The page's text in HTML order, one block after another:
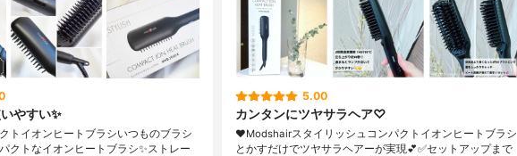
やすい✨
トイオンヒートブラシいつものブラシ
クトなイオンヒートブラシ✨ストレー
5.00
カンタンにツヤサラヘア♡
❤︎Modshairスタイリッシュコンパクトイオンヒートブラシ
とかすだけでツヤサラヘアーが実現💕✅セットアップまで